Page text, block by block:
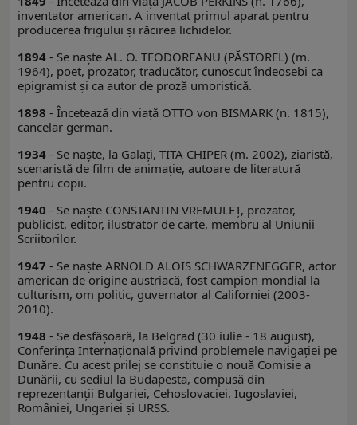
inventator american. A inventat primul aparat pentru
producerea frigului şi răcirea lichidelor.
1894 - Se naşte AL. O. TEODOREANU (PĂSTOREL) (m.
1964), poet, prozator, traducător, cunoscut îndeosebi ca
epigramist şi ca autor de proză umoristică.
1898 - Încetează din viață OTTO von BISMARK (n. 1815),
cancelar german.
1934 - Se naşte, la Galaţi, TITA CHIPER (m. 2002), ziaristă,
scenaristă de film de animaţie, autoare de literatură
pentru copii.
1940 - Se naşte CONSTANTIN VREMULEŢ, prozator,
publicist, editor, ilustrator de carte, membru al Uniunii
Scriitorilor.
1947 - Se naşte ARNOLD ALOIS SCHWARZENEGGER, actor
american de origine austriacă, fost campion mondial la
culturism, om politic, guvernator al Californiei (2003-
2010).
1948 - Se desfăşoară, la Belgrad (30 iulie - 18 august),
Conferinţa Internaţională privind problemele navigaţiei pe
Dunăre. Cu acest prilej se constituie o nouă Comisie a
Dunării, cu sediul la Budapesta, compusă din
reprezentanţii Bulgariei, Cehoslovaciei, Iugoslaviei,
României, Ungariei şi URSS.